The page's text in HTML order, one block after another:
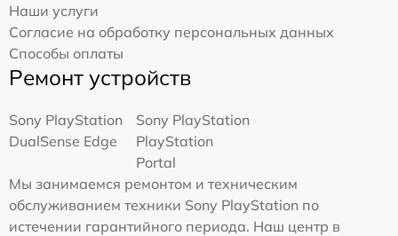
Наши услуги
Согласие на обработку персональных данных
Способы оплаты
Ремонт устройств
Sony PlayStation
DualSense Edge
Sony PlayStation
PlayStation
Portal
Мы занимаемся ремонтом и техническим
обслуживанием техники Sony PlayStation по
истечении гарантийного периода. Наш центр в